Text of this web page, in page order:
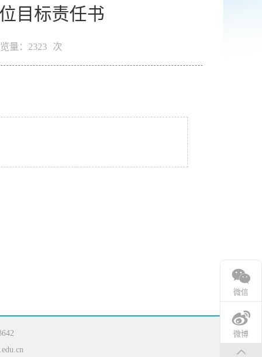
目标责任书
量： 2323 次
微信
微博